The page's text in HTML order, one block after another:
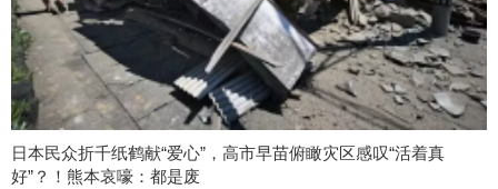
日本民众折千纸鹤献“爱心”，高市早苗俯瞰灾区感叹“活着真
好”？！熊本哀嚎：都是废